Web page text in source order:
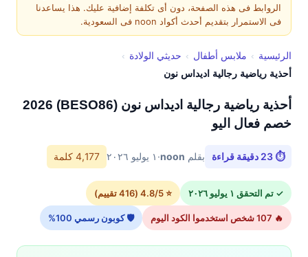
الروابط فى هذه الصفحة، دون أى تكلفة إضافية عليك. هذا يساعدنا
فى الاستمرار بتقديم أحدث أكواد noon فى السعودية.
الرئيسية › ملابس أطفال › حديثي الولادة ›
أحذية رياضية رجالية اديداس نون
أحذية رياضية رجالية اديداس نون (BESO86) 2026
خصم فعال اليو
⏱ 23 دقيقة قراءة بقلم noon
· ١ يوليو ٢٠٢٦ 4,177 كلمة
✓ تم التحقق ١ يوليو ٢٠٢٦ ⭐ 4.8/5 (416 تقييم)
🔥 107 شخص استخدموا الكود اليوم 🛡 كوبون رسمي 100%